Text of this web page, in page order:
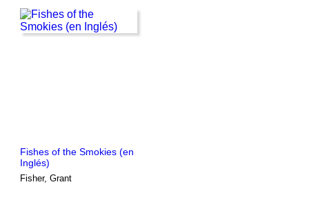
40%
dcto.
Fishes of the Smokies (en
Inglés)
Fisher, Grant